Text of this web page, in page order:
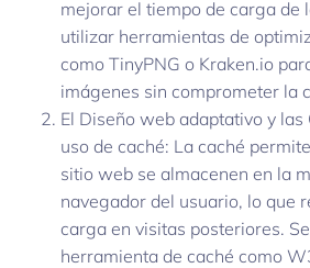
mejorar el tiempo de carga de
utilizar herramientas de
como TinyPNG o Kraken.io
imágenes sin comprometer la
El Diseño web adaptativo y
uso de caché: La caché
sitio web se almacenen en la
navegador del usuario, lo que
carga en visitas posteriores.
herramienta de caché como